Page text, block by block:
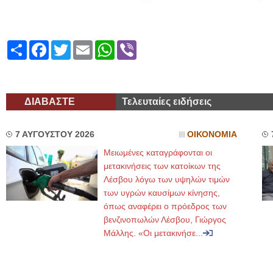
ShareFacebook
TwitterEmailWhatsApp
ΔΙΑΒΑΣΤΕ Τελευταίες ειδήσεις
7 ΑΥΓΟΥΣΤΟΥ 2026 ΟΙΚΟΝΟΜΙΑ
Μειωμένες καταγράφονται οι
μετακινήσεις των κατοίκων της
Λέσβου λόγω των υψηλών τιμών
των υγρών καυσίμων κίνησης,
όπως αναφέρει ο πρόεδρος των
βενζινοπωλών Λέσβου, Γιώργος
Μάλλης. «Οι μετακινήσε...